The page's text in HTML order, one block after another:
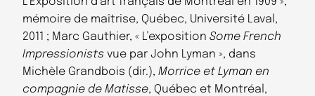
mémoire de maîtrise, Québec, Université Laval,
2011 ; Marc Gauthier, « L’exposition Some French
Impressionists vue par John Lyman », dans
Michèle Grandbois (dir.), Morrice et Lyman en
compagnie de Matisse, Québec et Montréal,